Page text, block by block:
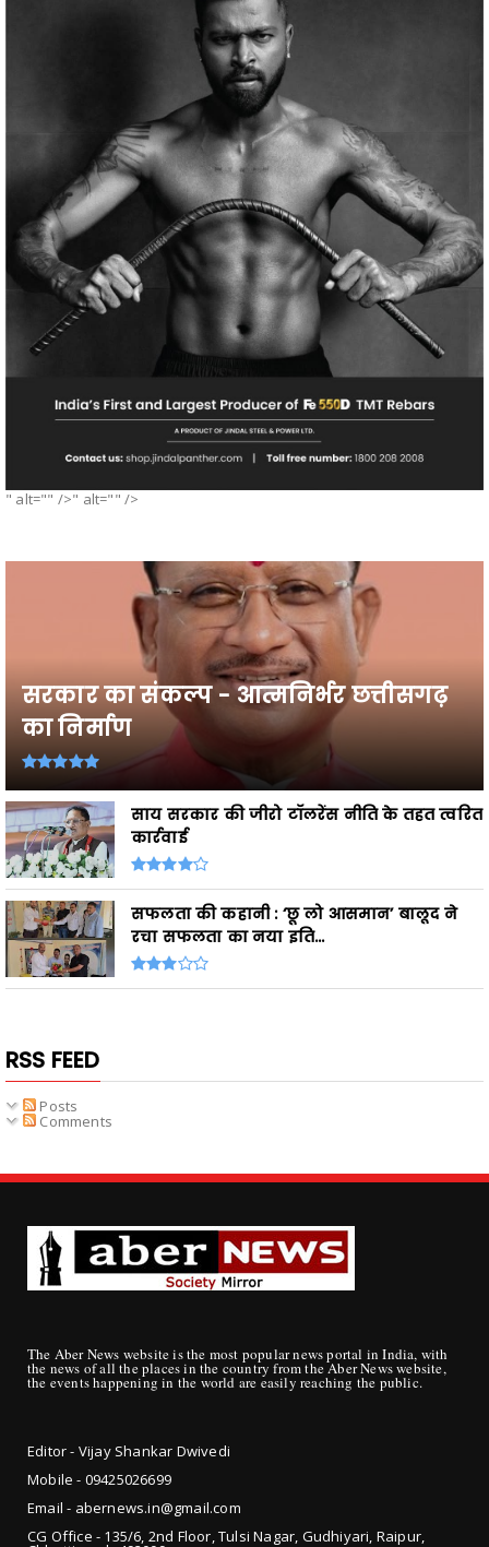
" alt="" />" alt="" />
सरकार का संकल्प - आत्मनिर्भर छत्तीसगढ़
का निर्माण
साय सरकार की जीरो टॉलरेंस नीति के तहत त्वरित
कार्रवाई
सफलता की कहानी : ‘छू लो आसमान’ बालूद ने
रचा सफलता का नया इति...
RSS FEED
Posts
Comments
The Aber News website is the most popular news portal in India, with
the news of all the places in the country from the Aber News website,
the events happening in the world are easily reaching the public.
Editor - Vijay Shankar Dwivedi
Mobile - 09425026699
Email - abernews.in@gmail.com
CG Office - 135/6, 2nd Floor, Tulsi Nagar, Gudhiyari, Raipur,